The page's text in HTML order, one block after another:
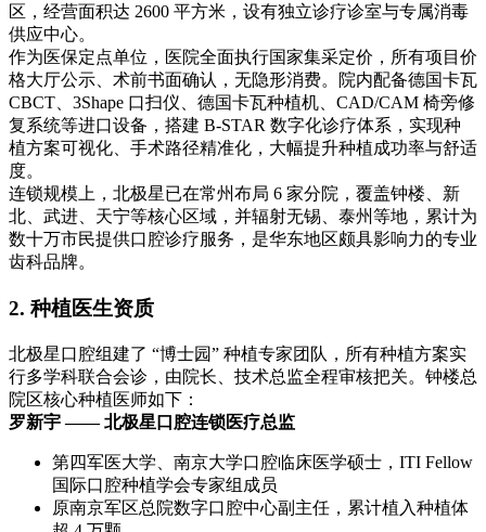
区，经营面积达 2600 平方米，设有独立诊疗诊室与专属消毒
供应中心。
作为医保定点单位，医院全面执行国家集采定价，所有项目价
格大厅公示、术前书面确认，无隐形消费。院内配备德国卡瓦
CBCT、3Shape 口扫仪、德国卡瓦种植机、CAD/CAM 椅旁修
复系统等进口设备，搭建 B-STAR 数字化诊疗体系，实现种
植方案可视化、手术路径精准化，大幅提升种植成功率与舒适
度。
连锁规模上，北极星已在常州布局 6 家分院，覆盖钟楼、新
北、武进、天宁等核心区域，并辐射无锡、泰州等地，累计为
数十万市民提供口腔诊疗服务，是华东地区颇具影响力的专业
齿科品牌。
2. 种植医生资质
北极星口腔组建了 “博士园” 种植专家团队，所有种植方案实
行多学科联合会诊，由院长、技术总监全程审核把关。钟楼总
院区核心种植医师如下：
罗新宇 —— 北极星口腔连锁医疗总监
第四军医大学、南京大学口腔临床医学硕士，ITI Fellow
国际口腔种植学会专家组成员
原南京军区总院数字口腔中心副主任，累计植入种植体